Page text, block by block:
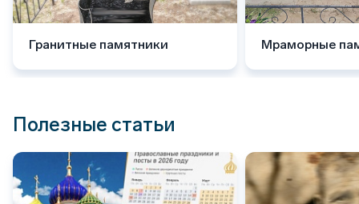
Гранитные памятники Мраморные
Полезные статьи